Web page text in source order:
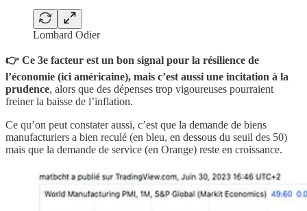
Lombard Odier
👉 Ce 3e facteur est un bon signal pour la résilience de
l’économie (ici américaine), mais c’est aussi une incitation à la
prudence, alors que des dépenses trop vigoureuses pourraient
freiner la baisse de l’inflation.
Ce qu’on peut constater aussi, c’est que la demande de biens
manufacturiers a bien reculé (en bleu, en dessous du seuil des 50)
mais que la demande de service (en Orange) reste en croissance.